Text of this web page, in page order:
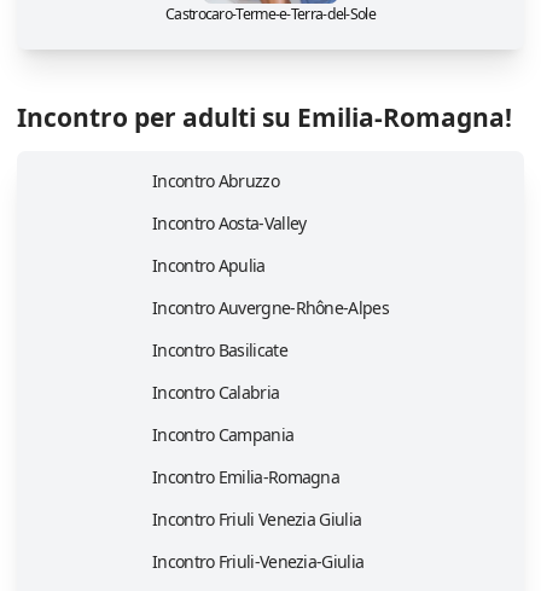
Castrocaro-Terme-e-Terra-del-Sole
Incontro per adulti su Emilia-Romagna!
Incontro Abruzzo
Incontro Aosta-Valley
Incontro Apulia
Incontro Auvergne-Rhône-Alpes
Incontro Basilicate
Incontro Calabria
Incontro Campania
Incontro Emilia-Romagna
Incontro Friuli Venezia Giulia
Incontro Friuli-Venezia-Giulia